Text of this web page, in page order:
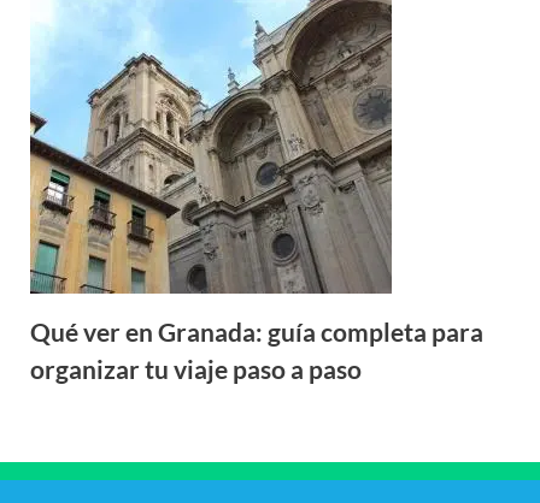
Qué ver en Granada: guía completa para
organizar tu viaje paso a paso